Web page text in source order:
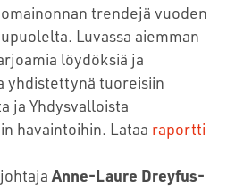
trendejä vuoden
Luvassa aiemman
löydöksiä ja
yhdistettynä tuoreisiin
ja Yhdysvalloista
havaintoihin. Lataa raportti
Anne-Laure Dreyfus-